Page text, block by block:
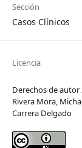
Sección
Casos Clínicos
Licencia
Derechos de autor
Rivera Mora,
Carrera Delgado